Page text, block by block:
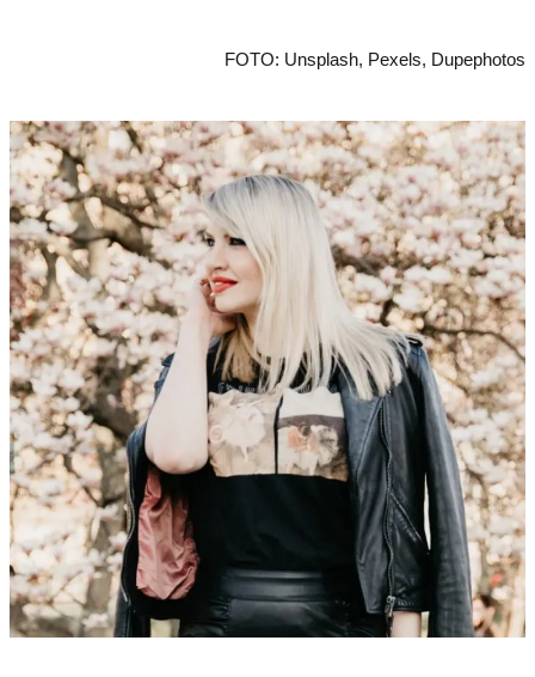
FOTO: Unsplash, Pexels, Dupephotos